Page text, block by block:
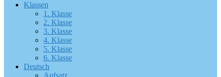
Klassen
1. Klasse
2. Klasse
3. Klasse
4. Klasse
5. Klasse
6. Klasse
Deutsch
Aufsatz